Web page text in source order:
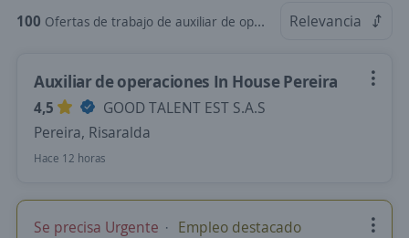
100 Ofertas de trabajo de auxiliar de operaciones en Risaralda Relevancia
Auxiliar de operaciones In House Pereira
4,5
GOOD TALENT EST S.A.S
Pereira, Risaralda
Hace 12 horas
Se precisa Urgente Empleo destacado